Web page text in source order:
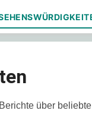
über beliebte